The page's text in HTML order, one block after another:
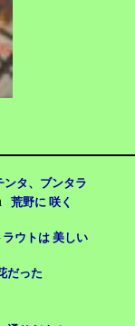
ンタ、ブンタラ
荒野に 咲く
ラウトは 美しい
だった